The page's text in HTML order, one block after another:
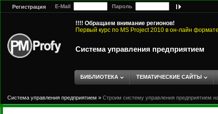
Регистрация E-Mail Пароль
!!!! Обращаем внимание регионов!
Первый курс по MS Project 2010 в он-лайн
Система управления предприятием
БИБЛИОТЕКА ТЕМАТИЧЕСКИЕ САЙТЫ
Система управления предприятием » Строим систему управления предприятием